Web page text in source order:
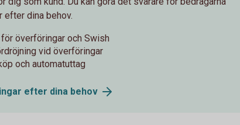
efter dina behov.
överföringar och Swish
vid överföringar
och automatuttag
efter dina behov